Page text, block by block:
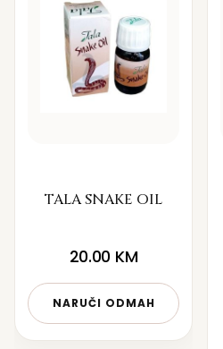
TALA SNAKE OIL
20.00 KM
NARUČI ODMAH